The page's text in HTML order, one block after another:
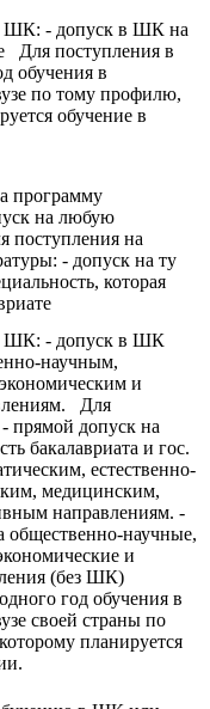
ШК: - допуск в ШК на
Для поступления в
обучения в
по тому профилю,
обучение в
программу
на любую
поступления на
- допуск на ту
которая
ШК: - допуск в ШК
научным,
и
Для
прямой допуск на
бакалавриата и гос.
естественно-
медицинским,
направлениям. -
общественно-научные,
и
(без ШК)
год обучения в
своей страны по
планируется